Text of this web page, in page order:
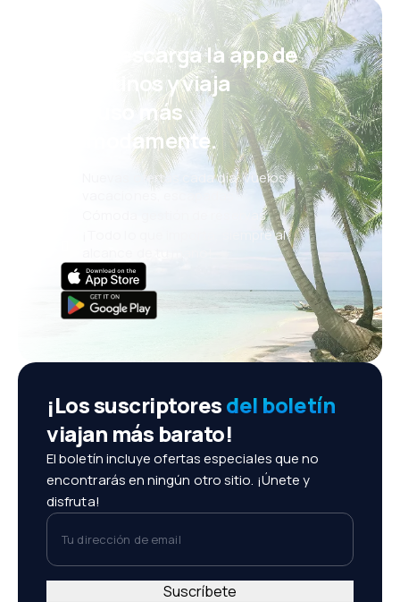
¡Eh! Descarga la app de
eDestinos y viaja
incluso más
cómodamente.
Nuevas ofertas cada día: vuelos,
vacaciones, escapadas
Cómoda gestión de reservas
¡Todo lo que importa, siempre al
¡Los suscriptoresdel boletín
viajan más barato!
El boletín incluye ofertas especiales que no
encontrarás en ningún otro sitio. ¡Únete y
disfruta!
Tu dirección de email
Suscríbete